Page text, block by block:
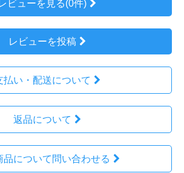
ビューを見る(0件)
レビューを投稿
払い・配送について
返品について
品について問い合わせる